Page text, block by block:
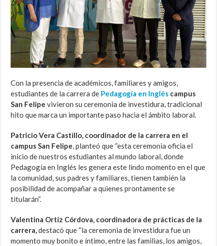
Con la presencia de académicos, familiares y amigos,
estudiantes de la carrera de Pedagogía en Inglés campus
San Felipe vivieron su ceremonia de investidura, tradicional
hito que marca un importante paso hacia el ámbito laboral.
Patricio Vera Castillo, coordinador de la carrera en el
campus San Felipe, planteó que “esta ceremonia oficia el
inicio de nuestros estudiantes al mundo laboral, donde
Pedagogía en Inglés les genera este lindo momento en el que
la comunidad, sus padres y familiares, tienen también la
posibilidad de acompañar a quienes prontamente se
titularán”.
Valentina Ortiz Córdova, coordinadora de prácticas de la
carrera,destacó que “la ceremonia de investidura fue un
momento muy bonito e íntimo, entre las familias, los amigos,